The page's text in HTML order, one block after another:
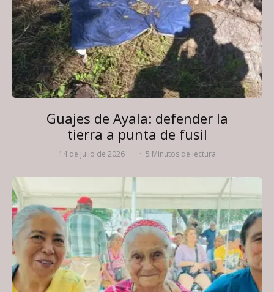
Guajes de Ayala: defender la
tierra a punta de fusil
14 de julio de 2026 · · 5 Minutos de lectura